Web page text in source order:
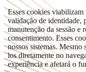
Esses cookies viabilizam
validação de identidade,
manutenção da sessão e
consentimento. Esses
nossos sistemas. Mesmo
los diretamente no
experiência e afetará o